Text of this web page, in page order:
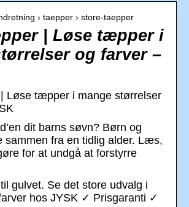
› taepper › store-taepper
| Løse tæpper i
og farver –
Løse tæpper i mange størrelser
dit barns søvn? Børn og
sammen fra en tidlig alder. Læs,
for at undgå at forstyrre
gulvet. Se det store udvalg i
hos JYSK ✓ Prisgaranti ✓